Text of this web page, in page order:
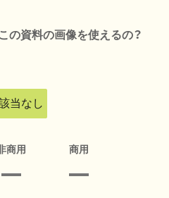
の資料の画像を使えるの？
当なし
商用 商用